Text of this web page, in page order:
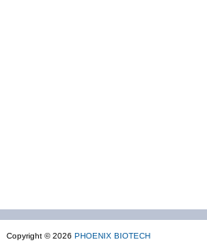
Copyright © 2026 PHOENIX BIOTECH